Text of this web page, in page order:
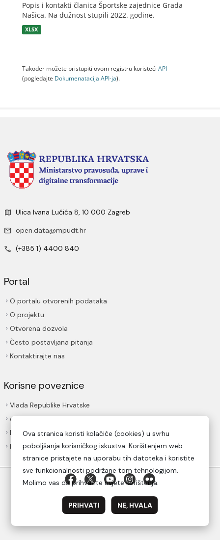
Popis i kontakti članica Športske zajednice Grada
Našica. Na dužnost stupili 2022. godine.
XLSX
Također možete pristupiti ovom registru koristeći API
(pogledajte Dokumenаtаcijа API-jа).